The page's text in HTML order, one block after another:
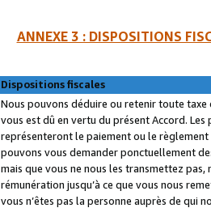
ANNEXE 3 : DISPOSITIONS
Dispositions fiscales
Nous pouvons déduire ou retenir toute
vous est dû en vertu du présent Accord.
représenteront le paiement ou le
pouvons vous demander ponctuellement
mais que vous ne nous les transmettez
rémunération jusqu’à ce que vous nous
vous n’êtes pas la personne auprès de qui